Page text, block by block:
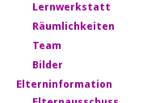
Lernwerkstatt
Räumlichkeiten
Team
Bilder
Elterninformation